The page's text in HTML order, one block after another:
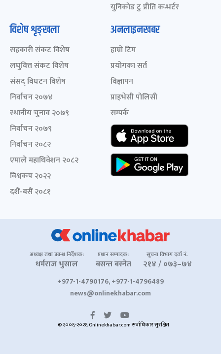
युनिकोड टु प्रीति कन्भर्टर
विशेष शृङ्खला
सहकारी संकट विशेष
लघुवित्त संकट विशेष
संसद् विघटन विशेष
निर्वाचन २०७४
स्थानीय चुनाव २०७९
निर्वाचन २०७९
निर्वाचन २०८२
एमाले महाधिवेशन २०८२
विश्वकप २०२२
दशैं-बसैं २०८१
अनलाइनखबर
हाम्रो टिम
प्रयोगका सर्त
विज्ञापन
प्राइभेसी पोलिसी
सम्पर्क
अध्यक्ष तथा प्रबन्ध निर्देशक:
धर्मराज भुसाल
प्रधान सम्पादक:
बसन्त बस्नेत
सूचना विभाग दर्ता नं.
२१४ / ०७३–७४
+977-1-4790176, +977-1-4796489
news@onlinekhabar.com
© २००६-२०२६ Onlinekhabar.com सर्वाधिकार सुरक्षित